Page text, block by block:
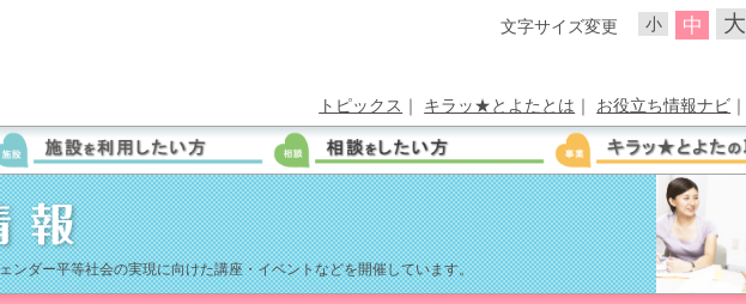
小 中 大
文字サイズ変更
トピックス ｜ キラッ★とよたとは ｜ お役立ち情報ナビ ｜
ンダー平等社会の実現に向けた講座・イベントなどを開催しています。